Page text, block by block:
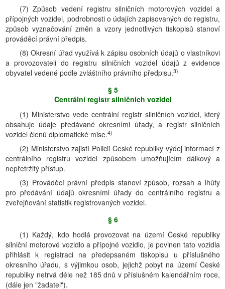
(7) Způsob vedení registru silničních motorových vozidel a
přípojných vozidel, podrobnosti o údajích zapisovaných do registru,
způsob vyznačování změn a vzory jednotlivých tiskopisů stanoví
prováděcí právní předpis.
(8) Okresní úřad využívá k zápisu osobních údajů o vlastníkovi
a provozovateli do registru silničních vozidel údajů z evidence
obyvatel vedené podle zvláštního právního předpisu.3)
§ 5
Centrální registr silničních vozidel
(1) Ministerstvo vede centrální registr silničních vozidel, který
obsahuje údaje předávané okresními úřady, a registr silničních
vozidel členů diplomatické mise.4)
(2) Ministerstvo zajistí Policii České republiky výdej informací z
centrálního registru vozidel způsobem umožňujícím dálkový a
nepřetržitý přístup.
(3) Prováděcí právní předpis stanoví způsob, rozsah a lhůty
pro předávání údajů okresními úřady do centrálního registru a
zveřejňování statistik registrovaných vozidel.
§ 6
(1) Každý, kdo hodlá provozovat na území České republiky
silniční motorové vozidlo a přípojné vozidlo, je povinen tato vozidla
přihlásit k registraci na předepsaném tiskopisu u příslušného
okresního úřadu, s výjimkou osob, jejichž pobyt na území České
republiky netrvá déle než 185 dnů v příslušném kalendářním roce,
(dále jen "žadatel").